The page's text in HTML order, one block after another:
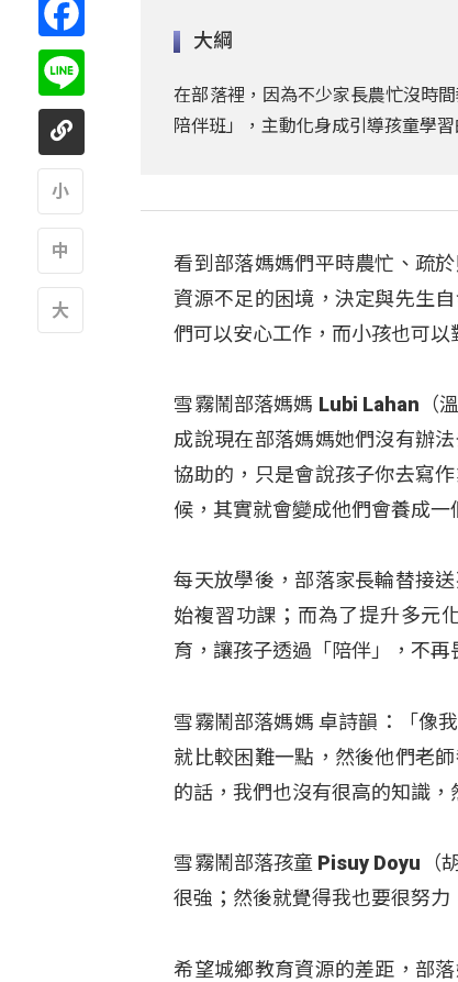
大綱
在部落裡，因為不少家長農忙沒時
陪伴班」，主動化身成引導孩童學
看到部落媽媽們平時農忙、疏
資源不足的困境，決定與先生
們可以安心工作，而小孩也可以
雪霧鬧部落媽媽 Lubi Lahan（
成說現在部落媽媽她們沒有辦
協助的，只是會說孩子你去寫
候，其實就會變成他們會養成一
每天放學後，部落家長輪替接
始複習功課；而為了提升多元
育，讓孩子透過「陪伴」，不再
雪霧鬧部落媽媽 卓詩韻：「像
就比較困難一點，然後他們老
的話，我們也沒有很高的知識，
雪霧鬧部落孩童 Pisuy Doyu（
很強；然後就覺得我也要很努力
希望城鄉教育資源的差距，部